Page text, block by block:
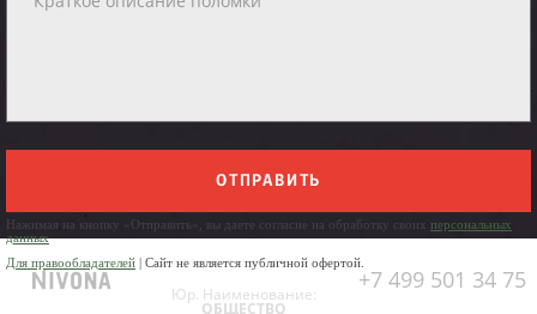
ОТПРАВИТЬ
Нажимая на кнопку «Отправить», вы даете согласие на обработку своих персональных
данных
Для правообладателей | Сайт не является публичной офертой.
+7 499 501 34 75
Юр. Наименование:
ОБЩЕСТВО